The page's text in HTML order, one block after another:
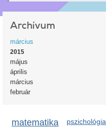
Archívum
március
2015
május
április
március
február
matematika pszichológia